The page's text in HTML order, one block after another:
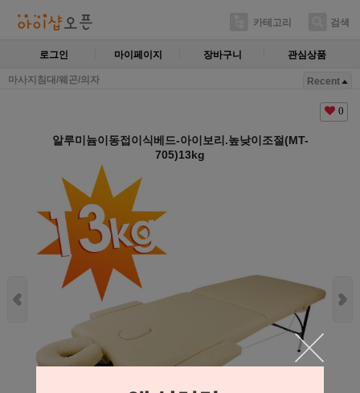
카테고리 검색
로그인 마이페이지 장바구니 관심상품
마사지침대/웨곤/의자 Recent
0
알루미늄이동접이식베드-아이보리.높낮이조절(MT-
705)13kg